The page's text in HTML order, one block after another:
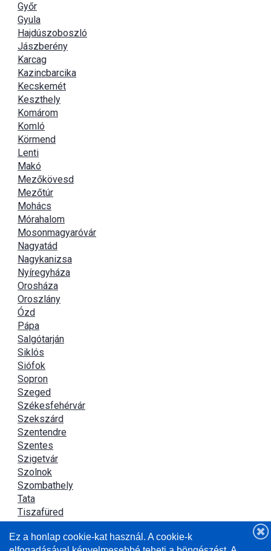
Győr
Gyula
Hajdúszoboszló
Jászberény
Karcag
Kazincbarcika
Kecskemét
Keszthely
Komárom
Komló
Körmend
Lenti
Makó
Mezőkövesd
Mezőtúr
Mohács
Mórahalom
Mosonmagyaróvár
Nagyatád
Nagykanizsa
Nyíregyháza
Orosháza
Oroszlány
Ózd
Pápa
Salgótarján
Siklós
Siófok
Sopron
Szeged
Székesfehérvár
Szekszárd
Szentendre
Szentes
Szigetvár
Szolnok
Szombathely
Tata
Tiszafüred
Újszász
Ez a honlap cookie-kat használ. A cookie-k